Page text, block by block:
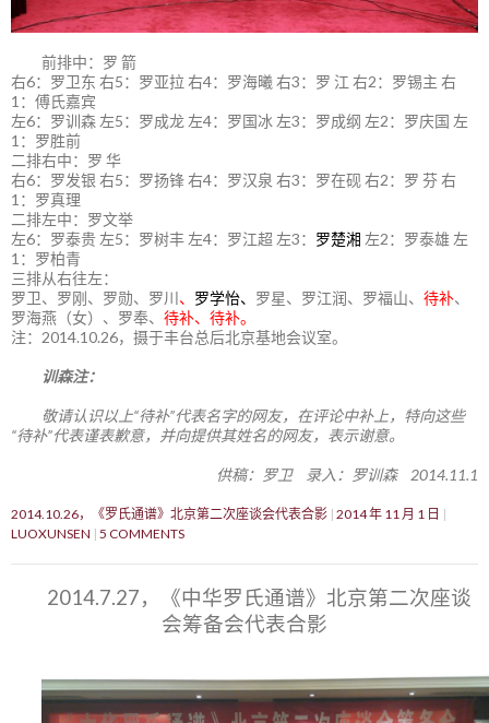
前排中：罗 箭
右6：罗卫东 右5：罗亚拉 右4：罗海曦 右3：罗 江 右2：罗锡主 右
1：傅氏嘉宾
左6：罗训森 左5：罗成龙 左4：罗国冰 左3：罗成纲 左2：罗庆国 左
1：罗胜前
二排右中：罗 华
右6：罗发银 右5：罗扬锋 右4：罗汉泉 右3：罗在砚 右2：罗 芬 右
1：罗真理
二排左中：罗文举
左6：罗泰贵 左5：罗树丰 左4：罗江超 左3： 罗楚湘 左2：罗泰雄 左
1：罗柏青
三排从右往左：
罗卫、罗刚、罗勋、罗川 、 罗学怡、 罗星、罗江润、罗福山、 待补、
罗海燕（女）、罗奉、 待补、待补。
注：2014.10.26，摄于丰台总后北京基地会议室。
训森注：
敬请认识以上“待补”代表名字的网友，在评论中补上，特向这些
“待补”代表谨表歉意，并向提供其姓名的网友，表示谢意。
供稿：罗卫 录入：罗训森 2014.11.1
2014.10.26，《罗氏通谱》北京第二次座谈会代表合影 2014 年 11 月 1 日
LUOXUNSEN 5 COMMENTS
2014.7.27，《中华罗氏通谱》北京第二次座谈
会筹备会代表合影